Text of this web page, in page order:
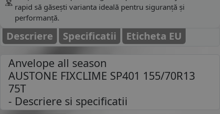
rapid să găsești varianta ideală pentru siguranță și
performanță.
Descriere Specificatii Eticheta EU
Anvelope all season
AUSTONE FIXCLIME SP401 155/70R13
75T
- Descriere si specificatii